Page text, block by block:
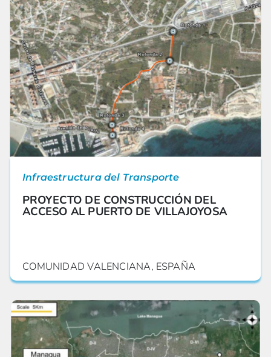
Infraestructura del Transporte
PROYECTO DE CONSTRUCCIÓN DEL
ACCESO AL PUERTO DE VILLAJOYOSA
COMUNIDAD VALENCIANA, ESPAÑA